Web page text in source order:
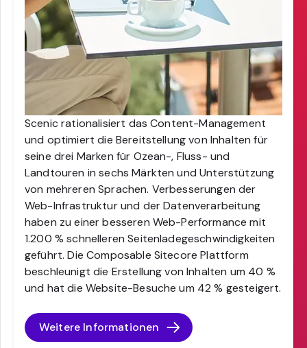
Scenic rationalisiert das Content-Management
und optimiert die Bereitstellung von Inhalten für
seine drei Marken für Ozean-, Fluss- und
Landtouren in sechs Märkten und Unterstützung
von mehreren Sprachen. Verbesserungen der
Web-Infrastruktur und der Datenverarbeitung
haben zu einer besseren Web-Performance mit
1.200 % schnelleren Seitenladegeschwindigkeiten
geführt. Die Composable Sitecore Plattform
beschleunigt die Erstellung von Inhalten um 40 %
und hat die Website-Besuche um 42 % gesteigert.
Weitere Informationen